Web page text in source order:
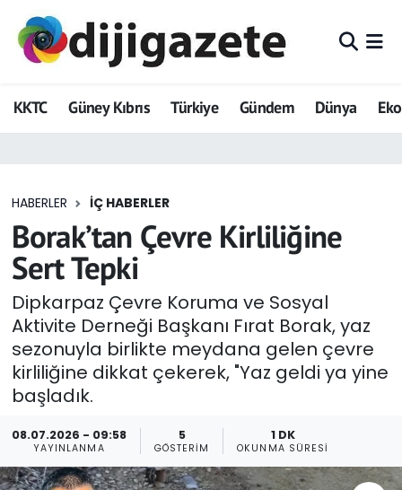
KKTC Güney Kıbrıs Türkiye Gündem Dünya
HABERLER İÇ HABERLER
Borak’tan Çevre Kirliliğine
Sert Tepki
Dipkarpaz Çevre Koruma ve Sosyal
Aktivite Derneği Başkanı Fırat Borak, yaz
sezonuyla birlikte meydana gelen çevre
kirliliğine dikkat çekerek, "Yaz geldi ya yine
başladık.
08.07.2026 - 09:58
YAYINLANMA
5
GÖSTERIM
1 DK
OKUNMA SÜRESI
ADVERTORIAL
Dijigazete
Eğitim
Ekonomi
Foto Galeri
GEZİ
Güncel
Gündem
KKTC
Hava Durumu
Trafik Durumu
Tüm Manşetler
Son Dakika Haberleri
Haber Arşivi